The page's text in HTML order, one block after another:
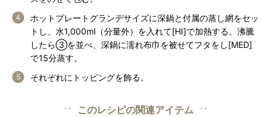
ホットプレートグランデサイズに深鍋と付属の蒸し網をセッ
トし、水1,000ml（分量外）を入れて[HI]で加熱する。沸騰
したら③を並べ、深鍋に濡れ布巾を被せてフタをし[MED]
で15分蒸す。
それぞれにトッピングを飾る。
このレシピの関連アイテム